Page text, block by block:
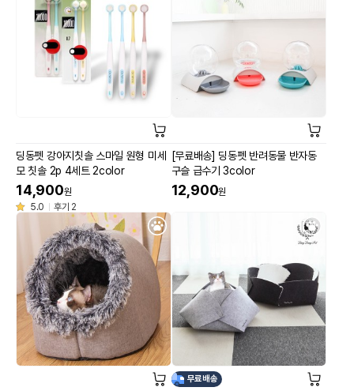
딩동펫 강아지칫솔 스마일 원형 미세
모 칫솔 2p 4세트 2color
14,900원
5.0
후기 2
[무료배송] 딩동펫 반려동물 반자동
구슬 급수기 3color
12,900원
무료배송